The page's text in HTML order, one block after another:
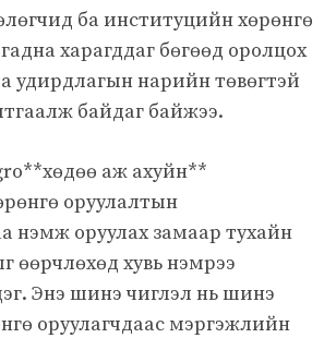
ба институцийн хөрөнгө
харагддаг бөгөөд оролцох
удирдлагын нарийн төвөгтэй
байдаг байжээ.
аж ахуйн**
оруулалтын
нэмж оруулах замаар тухайн
өөрчлөхөд хувь нэмрээ
Энэ шинэ чиглэл нь шинэ
оруулагчдаас мэргэжлийн